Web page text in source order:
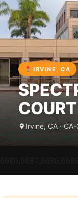
IRVINE, CA
COURT
Irvine, CA ·